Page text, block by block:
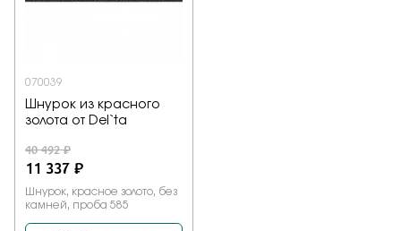
070039
Шнурок из красного
золота от Del`ta
40 492 ₽
11 337 ₽
Шнурок, красное золото, без
камней, проба 585
Подтверждаю, что я ознакомлен и согласен с условиями
политики конфиденциальности